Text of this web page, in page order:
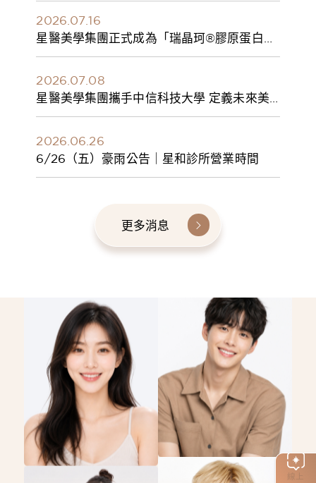
線上
2026.07.16
星醫美學集團正式成為「瑞晶珂®膠原蛋白植
入劑」台灣獨家總代理
2026.07.08
星醫美學集團攜手中信科技大學 定義未來美
學人才新標準 建構健康美學產學共育模式 串
2026.06.26
6/26（五）豪雨公告｜星和診所營業時間
更多消息